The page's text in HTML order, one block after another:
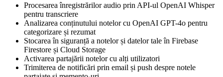
Procesarea înregistrărilor audio prin API-ul OpenAI Whisper
pentru transcriere
Analizarea conținutului notelor cu OpenAI GPT-4o pentru
categorizare și rezumat
Stocarea în siguranță a notelor și datelor tale în Firebase
Firestore și Cloud Storage
Activarea partajării notelor cu alți utilizatori
Trimiterea de notificări prin email și push despre notele